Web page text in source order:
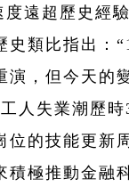
度遠超歷史經
史類比指出：
演，但今天的
人失業潮歷
位的技能更新
積極推動金融